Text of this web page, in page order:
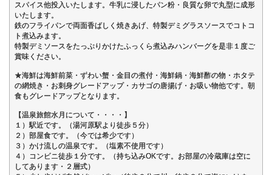
スパイス他投入いたします。牛乳に浸したパン粉・良質な卵で丸型に成形
いたします。
鉄のフライパンで両面香ばしく焼きあげ、特製デミグラスソースでコトコ
ト煮込みます。
特製デミソースをたっぷりかけたふっくら煮込みハンバーグを是非１度ご
賞味ください。
★海鮮は海鮮前菜・ずわい蟹・金目の煮付・海鮮鍋・海鮮酢の物・ホタテ
の網焼き・お刺身グレードアップ・カサゴの唐揚げ・お吸い物他です。朝
食もグレードアップとなります。
【温泉旅館水月について・・・・】
１）駅近です。（湯河原駅より徒歩５分）
２）部屋食です。（今では希少です）
３）かけ流しの温泉です。（塩素不使用です）
４）コンビニ徒歩１分です。（持ち込みOKです。お部屋の冷蔵庫は空に
してあります・２層式）